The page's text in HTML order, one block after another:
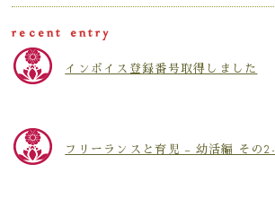
recent entry
インボイス登録番号取得しました
フリーランスと育児 – 幼活編 その2-